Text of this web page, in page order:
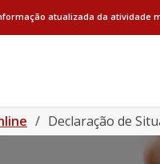
atualizada da atividade
/ Declaração de